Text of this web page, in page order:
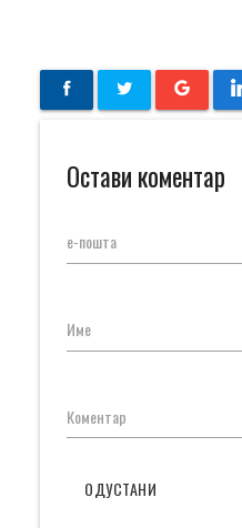
Остави коментар
е-пошта
Име
Коментар
ОДУСТАНИ